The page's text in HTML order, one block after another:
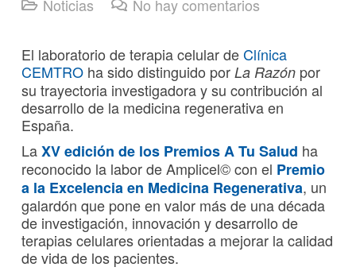
Noticias
No hay comentarios
El laboratorio de terapia celular deClínica
CEMTRO ha sido distinguido por La Razón por
su trayectoria investigadora y su contribución al
desarrollo de la medicina regenerativa en
España.
LaXV edición de los Premios A Tu Salud ha
reconocido la labor de Amplicel© con el Premio
a la Excelencia en Medicina Regenerativa, un
galardón que pone en valor más de una década
de investigación, innovación y desarrollo de
terapias celulares orientadas a mejorar la calidad
de vida de los pacientes.